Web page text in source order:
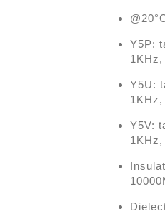
Y5P:
1KHz,
Y5U:
1KHz,
Y5V:
1KHz,